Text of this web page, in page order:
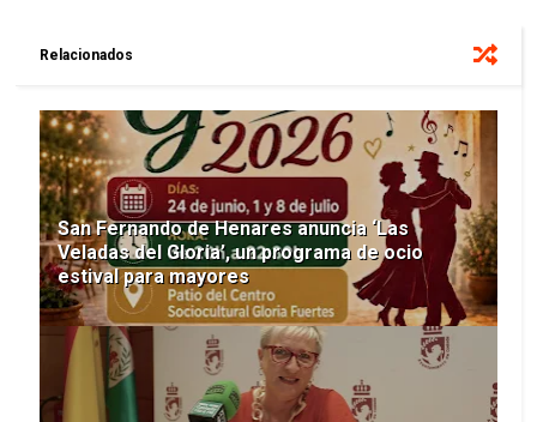
Relacionados
San Fernando de Henares anuncia ‘Las
Veladas del Gloria’, un programa de ocio
estival para mayores